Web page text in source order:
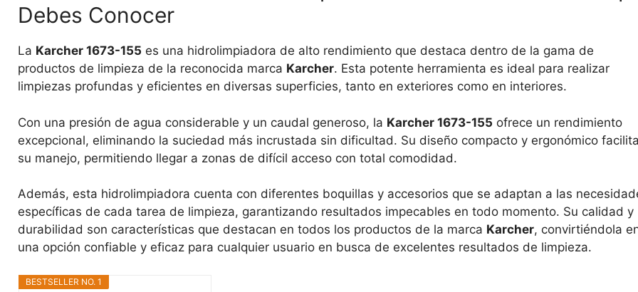
Debes Conocer
La Karcher 1673-155 es una hidrolimpiadora de alto rendimiento que destaca dentro de la gama de
productos de limpieza de la reconocida marca Karcher. Esta potente herramienta es ideal para realizar
limpiezas profundas y eficientes en diversas superficies, tanto en exteriores como en interiores.
Con una presión de agua considerable y un caudal generoso, la Karcher 1673-155 ofrece un rendimiento
excepcional, eliminando la suciedad más incrustada sin dificultad. Su diseño compacto y ergonómico
su manejo, permitiendo llegar a zonas de difícil acceso con total comodidad.
Además, esta hidrolimpiadora cuenta con diferentes boquillas y accesorios que se adaptan a las
específicas de cada tarea de limpieza, garantizando resultados impecables en todo momento. Su calidad y
durabilidad son características que destacan en todos los productos de la marca Karcher, convirtiéndola
una opción confiable y eficaz para cualquier usuario en busca de excelentes resultados de limpieza.
BESTSELLER NO. 1